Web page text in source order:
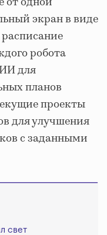
экран в виде
робота
для
планов
проекты
для улучшения
с заданными
свет